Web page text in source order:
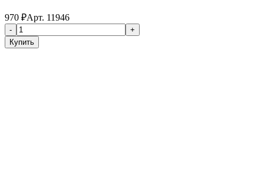
970 ₽Арт. 11946
-
+
Купить